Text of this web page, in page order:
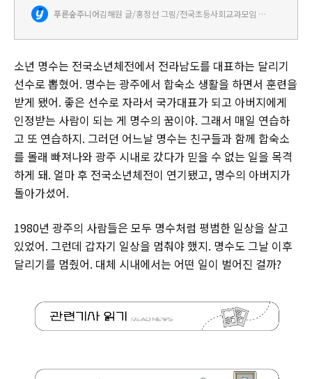
고, 아버지에게 인정받고 싶었고, 경쟁자인 친구를 이기기 위해 갖은
애를 썼던 평범하디 평범한 아이, 명수의 단란한 일상을…
푸른숲주니어 김해원 글/홍정선 그림/전국초등사회교과모임 감수
소년 명수는 전국소년체전에서 전라남도를 대표하는 달리기
선수로 뽑혔어. 명수는 광주에서 합숙소 생활을 하면서 훈련을
받게 됐어. 좋은 선수로 자라서 국가대표가 되고 아버지에게
인정받는 사람이 되는 게 명수의 꿈이야. 그래서 매일 연습하
고 또 연습하지. 그러던 어느날 명수는 친구들과 함께 합숙소
를 몰래 빠져나와 광주 시내로 갔다가 믿을 수 없는 일을 목격
하게 돼. 얼마 후 전국소년체전이 연기됐고, 명수의 아버지가
돌아가셨어.
1980년 광주의 사람들은 모두 명수처럼 평범한 일상을 살고
있었어. 그런데 갑자기 일상을 멈춰야 했지. 명수도 그날 이후
달리기를 멈췄어. 대체 시내에서는 어떤 일이 벌어진 걸까?